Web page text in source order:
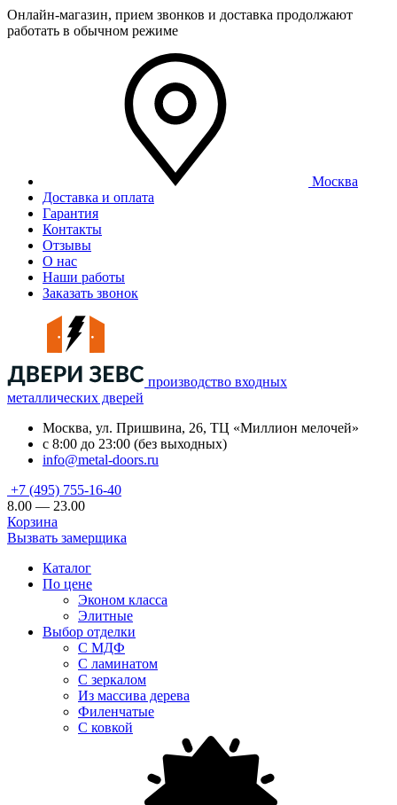
Онлайн-магазин, прием звонков и доставка продолжают
работать в обычном режиме
Москва
Доставка и оплата
Гарантия
Контакты
Отзывы
О нас
Наши работы
Заказать звонок
производство входных
металлических дверей
Москва, ул. Пришвина, 26, ТЦ «Миллион мелочей»
с 8:00 до 23:00 (без выходных)
info@metal-doors.ru
+7 (495) 755-16-40
8.00 — 23.00
Корзина
Вызвать замерщика
Каталог
По цене
Эконом класса
Элитные
Выбор отделки
С МДФ
С ламинатом
С зеркалом
Из массива дерева
Филенчатые
С ковкой